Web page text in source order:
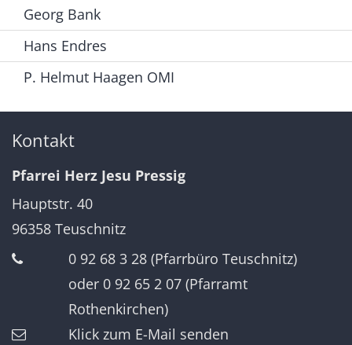
Georg Bank
Hans Endres
P. Helmut Haagen OMI
Kontakt
Pfarrei Herz Jesu Pressig
Hauptstr. 40
96358 Teuschnitz
0 92 68 3 28 (Pfarrbüro Teuschnitz)
oder 0 92 65 2 07 (Pfarramt
Rothenkirchen)
Klick zum E-Mail senden